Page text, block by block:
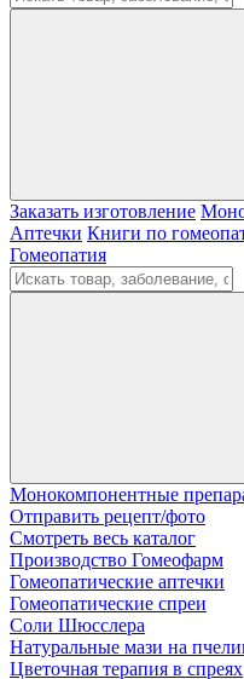
Заказать изготовление
Аптечки Книги по
Гомеопатия
Монокомпонентные
Отправить рецепт/фото
Смотреть весь каталог
Производство Гомеофарм
Гомеопатические аптечки
Гомеопатические спреи
Соли Шюсслера
Натуральные мази на
Цветочная терапия в спреях